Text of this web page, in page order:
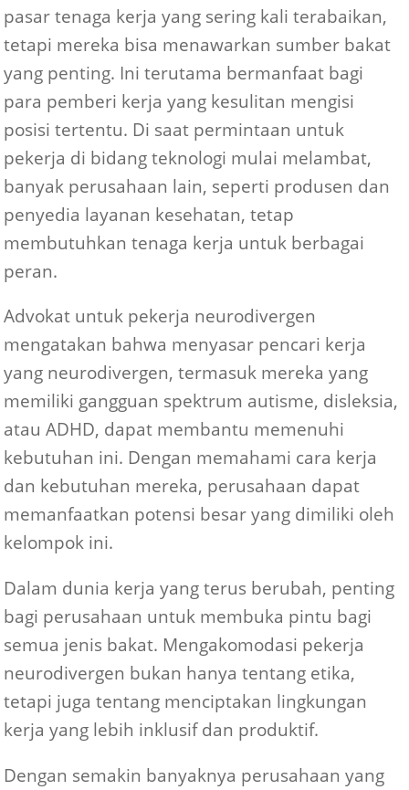
pasar tenaga kerja yang sering kali terabaikan,
tetapi mereka bisa menawarkan sumber bakat
yang penting. Ini terutama bermanfaat bagi
para pemberi kerja yang kesulitan mengisi
posisi tertentu. Di saat permintaan untuk
pekerja di bidang teknologi mulai melambat,
banyak perusahaan lain, seperti produsen dan
penyedia layanan kesehatan, tetap
membutuhkan tenaga kerja untuk berbagai
peran.
Advokat untuk pekerja neurodivergen
mengatakan bahwa menyasar pencari kerja
yang neurodivergen, termasuk mereka yang
memiliki gangguan spektrum autisme, disleksia,
atau ADHD, dapat membantu memenuhi
kebutuhan ini. Dengan memahami cara kerja
dan kebutuhan mereka, perusahaan dapat
memanfaatkan potensi besar yang dimiliki oleh
kelompok ini.
Dalam dunia kerja yang terus berubah, penting
bagi perusahaan untuk membuka pintu bagi
semua jenis bakat. Mengakomodasi pekerja
neurodivergen bukan hanya tentang etika,
tetapi juga tentang menciptakan lingkungan
kerja yang lebih inklusif dan produktif.
Dengan semakin banyaknya perusahaan yang